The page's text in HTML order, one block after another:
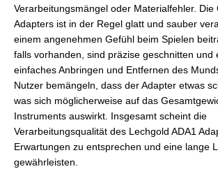
Verarbeitungsmängel oder Materialfehler. Die
Adapters ist in der Regel glatt und sauber
einem angenehmen Gefühl beim Spielen
falls vorhanden, sind präzise geschnitten und
einfaches Anbringen und Entfernen des
Nutzer bemängeln, dass der Adapter etwas
was sich möglicherweise auf das
Instruments auswirkt. Insgesamt scheint die
Verarbeitungsqualität des Lechgold ADA1
Erwartungen zu entsprechen und eine lange
gewährleisten.